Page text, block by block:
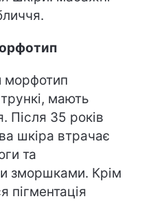
морфотип
мають
Після 35 років
шкіра втрачає
та
зморшками. Крім
пігментація